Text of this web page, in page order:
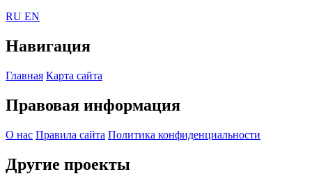
RU EN
Навигация
Главная Карта сайта
Правовая информация
О нас Правила сайта Политика конфиденциальности
Другие проекты